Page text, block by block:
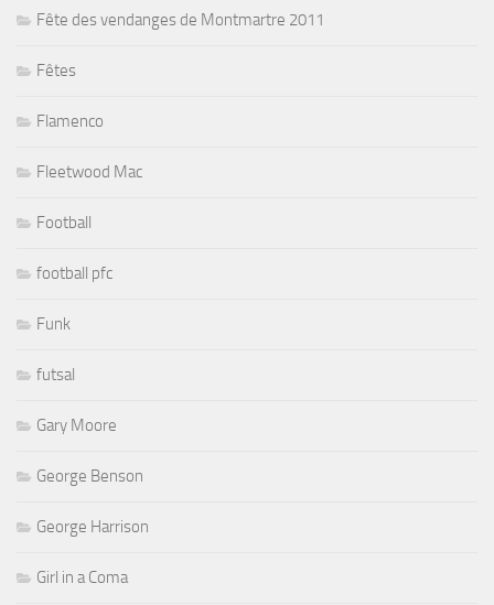
Fête des vendanges de Montmartre 2011
Fêtes
Flamenco
Fleetwood Mac
Football
football pfc
Funk
futsal
Gary Moore
George Benson
George Harrison
Girl in a Coma